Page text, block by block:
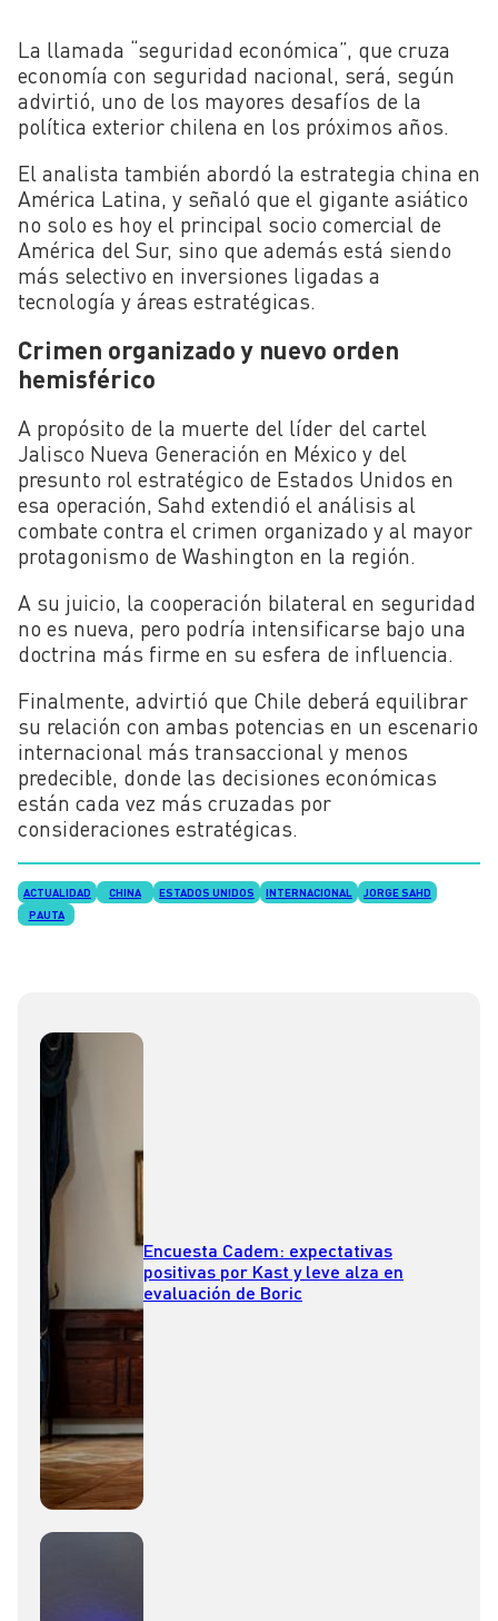
La llamada “seguridad económica”, que cruza
economía con seguridad nacional, será, según
advirtió, uno de los mayores desafíos de la
política exterior chilena en los próximos años.
El analista también abordó la estrategia china en
América Latina, y señaló que el gigante asiático
no solo es hoy el principal socio comercial de
América del Sur, sino que además está siendo
más selectivo en inversiones ligadas a
tecnología y áreas estratégicas.
Crimen organizado y nuevo orden
hemisférico
A propósito de la muerte del líder del cartel
Jalisco Nueva Generación en México y del
presunto rol estratégico de Estados Unidos en
esa operación, Sahd extendió el análisis al
combate contra el crimen organizado y al mayor
protagonismo de Washington en la región.
A su juicio, la cooperación bilateral en seguridad
no es nueva, pero podría intensificarse bajo una
doctrina más firme en su esfera de influencia.
Finalmente, advirtió que Chile deberá equilibrar
su relación con ambas potencias en un escenario
internacional más transaccional y menos
predecible, donde las decisiones económicas
están cada vez más cruzadas por
consideraciones estratégicas.
ACTUALIDAD CHINA ESTADOS UNIDOS INTERNACIONAL
JORGE SAHD
PAUTA
Encuesta Cadem: expectativas
positivas por Kast y leve alza en
evaluación de Boric